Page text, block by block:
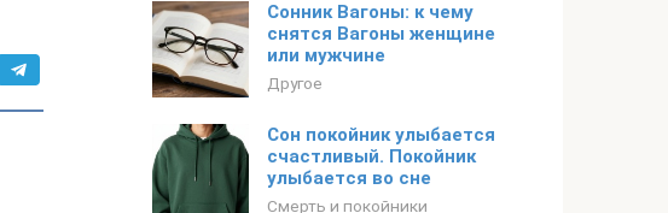
Сонник Вагоны: к чему
снятся Вагоны женщине
или мужчине
Другое
Сон покойник улыбается
счастливый. Покойник
улыбается во сне
Смерть и покойники